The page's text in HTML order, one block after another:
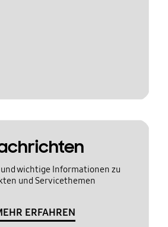
wichtige Informationen zu
und Servicethemen
ERFAHREN